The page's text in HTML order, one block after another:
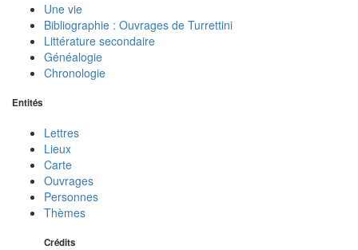
Une vie
Bibliographie : Ouvrages de Turrettini
Littérature secondaire
Généalogie
Chronologie
Entités
Lettres
Lieux
Carte
Ouvrages
Personnes
Thèmes
Crédits